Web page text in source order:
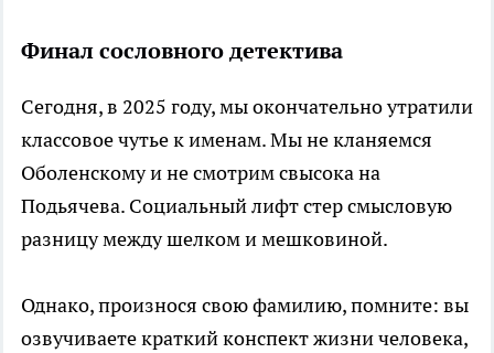
Финал сословного детектива
Сегодня, в 2025 году, мы окончательно утратили
классовое чутье к именам. Мы не кланяемся
Оболенскому и не смотрим свысока на
Подьячева. Социальный лифт стер смысловую
разницу между шелком и мешковиной.
Однако, произнося свою фамилию, помните: вы
озвучиваете краткий конспект жизни человека,